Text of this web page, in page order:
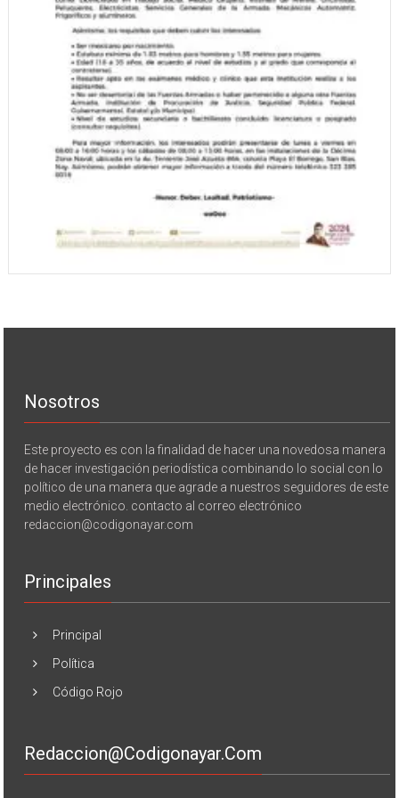
Nosotros
Este proyecto es con la finalidad de hacer una novedosa manera
de hacer investigación periodística combinando lo social con lo
político de una manera que agrade a nuestros seguidores de este
medio electrónico. contacto al correo electrónico
redaccion@codigonayar.com
Principales
Principal
Política
Código Rojo
Redaccion@codigonayar.com